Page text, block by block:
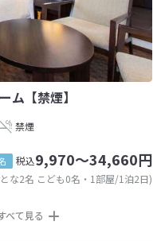
ム【禁煙】
禁煙
税込9,970～34,660円
な2名 こども0名・1部屋/1泊2日)
べて見る